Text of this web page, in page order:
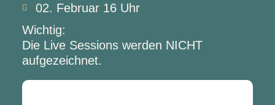
02. Februar 16 Uhr
Wichtig:
Die Live Sessions werden NICHT
aufgezeichnet.